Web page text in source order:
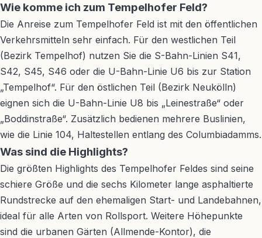
Wie komme ich zum Tempelhofer Feld?
Die Anreise zum Tempelhofer Feld ist mit den öffentlichen
Verkehrsmitteln sehr einfach. Für den westlichen Teil
(Bezirk Tempelhof) nutzen Sie die S-Bahn-Linien S41,
S42, S45, S46 oder die U-Bahn-Linie U6 bis zur Station
„Tempelhof“. Für den östlichen Teil (Bezirk Neukölln)
eignen sich die U-Bahn-Linie U8 bis „Leinestraße“ oder
„Boddinstraße“. Zusätzlich bedienen mehrere Buslinien,
wie die Linie 104, Haltestellen entlang des Columbiadamms.
Was sind die Highlights?
Die größten Highlights des Tempelhofer Feldes sind seine
schiere Größe und die sechs Kilometer lange asphaltierte
Rundstrecke auf den ehemaligen Start- und Landebahnen,
ideal für alle Arten von Rollsport. Weitere Höhepunkte
sind die urbanen Gärten (Allmende-Kontor), die